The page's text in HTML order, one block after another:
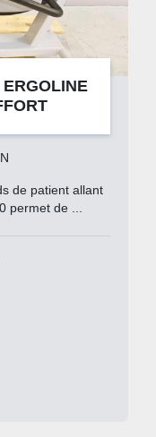
de patient allant
permet de ...